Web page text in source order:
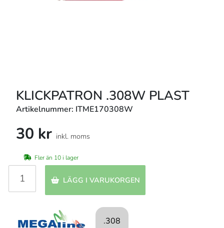
KLICKPATRON .308W PLAST
Artikelnummer: ITME170308W
30 kr inkl. moms
Fler än 10 i lager
LÄGG I VARUKORGEN
.308